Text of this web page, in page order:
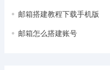
邮箱搭建教程下载手机版
邮箱怎么搭建账号